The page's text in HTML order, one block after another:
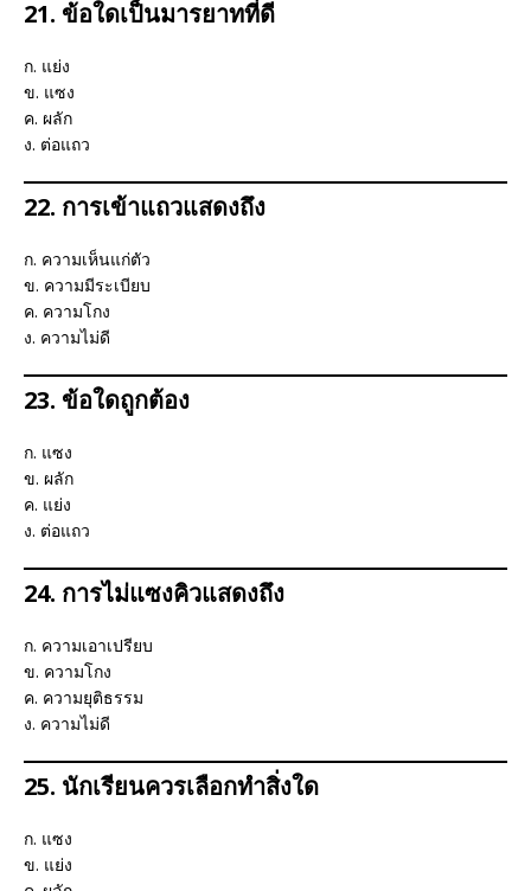
21. ข้อใดเป็นมารยาทที่ดี
ก. แย่ง
ข. แซง
ค. ผลัก
ง. ต่อแถว
22. การเข้าแถวแสดงถึง
ก. ความเห็นแก่ตัว
ข. ความมีระเบียบ
ค. ความโกง
ง. ความไม่ดี
23. ข้อใดถูกต้อง
ก. แซง
ข. ผลัก
ค. แย่ง
ง. ต่อแถว
24. การไม่แซงคิวแสดงถึง
ก. ความเอาเปรียบ
ข. ความโกง
ค. ความยุติธรรม
ง. ความไม่ดี
25. นักเรียนควรเลือกทำสิ่งใด
ก. แซง
ข. แย่ง